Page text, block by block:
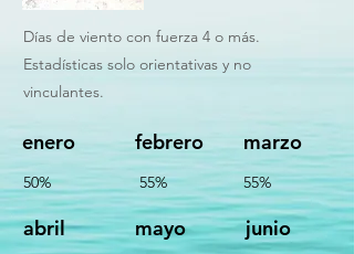
Días de viento con fuerza 4 o más.
Estadísticas solo orientativas y no
vinculantes.
enero
50%
febrero
55%
abril mayo
marzo
55%
junio